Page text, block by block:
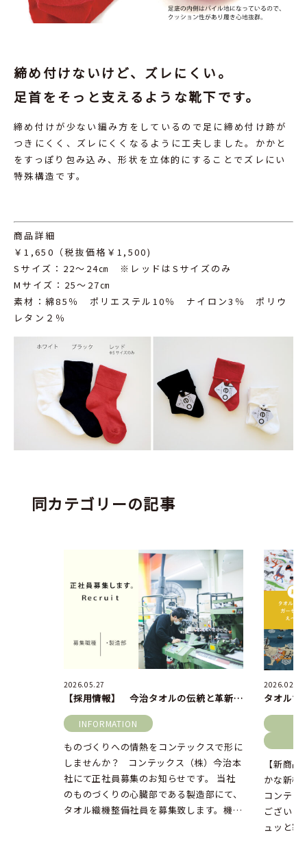
締め付けないけど、ズレにくい。
足首をそっと支えるような靴下です。
締め付けが少ない編み方をしているので足に締め付け跡が
つきにくく、ズレにくくなるように工夫しました。かかと
をすっぽり包み込み、形状を立体的にすることでズレにい
特殊構造です。
商品詳細
￥1,650（税抜価格￥1,500)
Sサイズ：22～24㎝ ※レッドはSサイズのみ
Mサイズ：25～27㎝
素材：綿85％ ポリエステル10％ ナイロン3％ ポリウ
レタン２％
同カテゴリーの記事
2026.05.27
【採用情報】 今治タオルの伝統と革新を支える、コンテックス製造部の仲間を募集します！
INFORMATION
ものづくりへの情熱をコンテックスで形に
しませんか？ コンテックス（株）今治本
社にて正社員募集のお知らせです。 当社
のものづくりの心臓部である製造部にて、
タオル織機整備社員を募集致します。機械
2026.02.16
【新商
かな新柄
コンテッ
ございま
ュッと寒